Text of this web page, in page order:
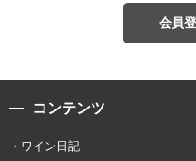
会員
コンテンツ
ワイン日記